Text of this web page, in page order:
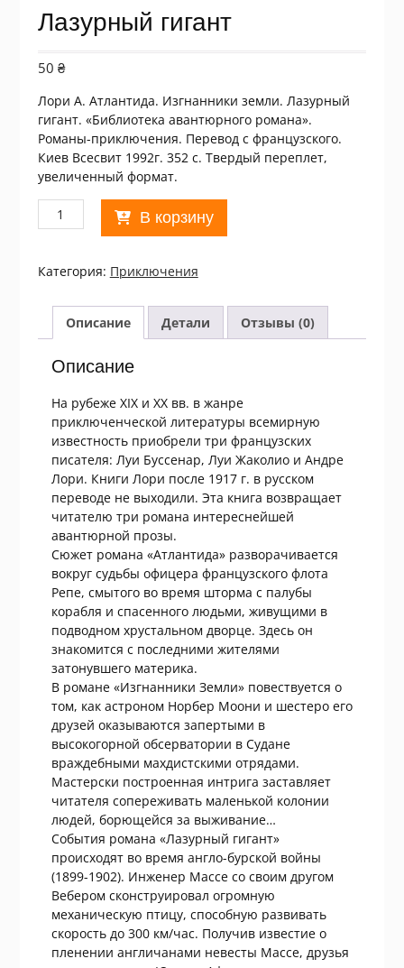
Лазурный гигант
50 ₴
Лори А. Атлантида. Изгнанники земли. Лазурный
гигант. «Библиотека авантюрного романа».
Романы-приключения. Перевод с французского.
Киев Всесвит 1992г. 352 с. Твердый переплет,
увеличенный формат.
Количество
товара
Лори.
Атлантида.
Изгнанники
земли.
Лазурный
гигант
В корзину
Категория: Приключения
Описание Детали Отзывы (0)
Описание
На рубеже XIX и XX вв. в жанре
приключенческой литературы всемирную
известность приобрели три французских
писателя: Луи Буссенар, Луи Жаколио и Андре
Лори. Книги Лори после 1917 г. в русском
переводе не выходили. Эта книга возвращает
читателю три романа интереснейшей
авантюрной прозы.
Сюжет романа «Атлантида» разворачивается
вокруг судьбы офицера французского флота
Репе, смытого во время шторма с палубы
корабля и спасенного людьми, живущими в
подводном хрустальном дворце. Здесь он
знакомится с последними жителями
затонувшего материка.
В романе «Изгнанники Земли» повествуется о
том, как астроном Норбер Моони и шестеро его
друзей оказываются запертыми в
высокогорной обсерватории в Судане
враждебными махдистскими отрядами.
Мастерски построенная интрига заставляет
читателя сопереживать маленькой колонии
людей, борющейся за выживание…
События романа «Лазурный гигант»
происходят во время англо-бурской войны
(1899-1902). Инженер Массе со своим другом
Вебером сконструировал огромную
механическую птицу, способную развивать
скорость до 300 км/час. Получив известие о
пленении англичанами невесты Массе, друзья